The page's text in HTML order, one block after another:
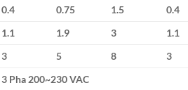
0.4 0.75 1.5 0.4
1.1 1.9 3 1.1
3 5 8 3
3 Pha 200~230 VAC